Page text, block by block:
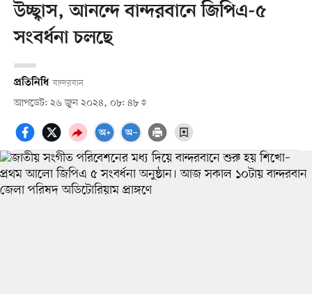
উচ্ছ্বাস, আনন্দে বান্দরবানে জিপিএ-৫
সংবর্ধনা চলছে
প্রতিনিধি বান্দরবান
আপডেট: ২৬ জুন ২০২৪, ০৮: ৪৮